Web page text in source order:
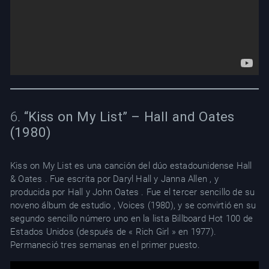
6. “Kiss on My List” – Hall and Oates
(1980)
Kiss on My List es una canción del dúo estadounidense Hall
& Oates . Fue escrita por Daryl Hall y Janna Allen , y
producida por Hall y John Oates . Fue el tercer sencillo de su
noveno álbum de estudio , Voices (1980), y se convirtió en su
segundo sencillo número uno en la lista Billboard Hot 100 de
Estados Unidos (después de « Rich Girl » en 1977).
Permaneció tres semanas en el primer puesto.